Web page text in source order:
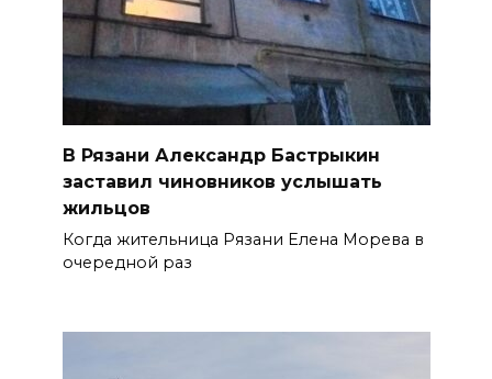
В Рязани Александр Бастрыкин
заставил чиновников услышать
жильцов
Когда жительница Рязани Елена Морева в
очередной раз